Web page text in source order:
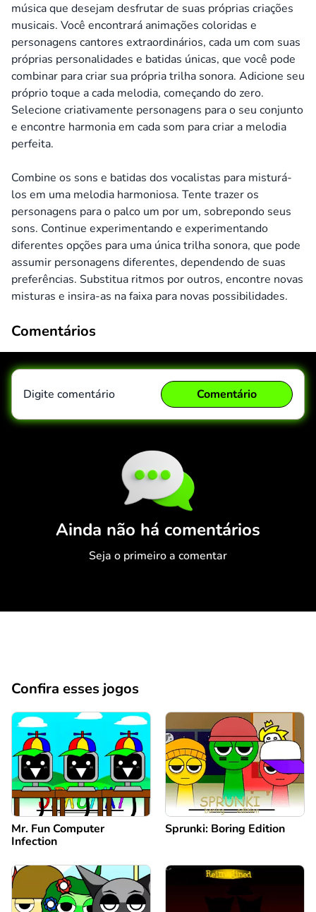
música que desejam desfrutar de suas próprias criações
musicais. Você encontrará animações coloridas e
personagens cantores extraordinários, cada um com suas
próprias personalidades e batidas únicas, que você pode
combinar para criar sua própria trilha sonora. Adicione seu
próprio toque a cada melodia, começando do zero.
Selecione criativamente personagens para o seu conjunto
e encontre harmonia em cada som para criar a melodia
perfeita.
Combine os sons e batidas dos vocalistas para misturá-
los em uma melodia harmoniosa. Tente trazer os
personagens para o palco um por um, sobrepondo seus
sons. Continue experimentando e experimentando
diferentes opções para uma única trilha sonora, que pode
assumir personagens diferentes, dependendo de suas
preferências. Substitua ritmos por outros, encontre novas
misturas e insira-as na faixa para novas possibilidades.
Comentários
Ainda não há comentários
Seja o primeiro a comentar
Digite comentário Comentário
Confira esses jogos
Mr. Fun Computer
Infection
Sprunki: Boring Edition